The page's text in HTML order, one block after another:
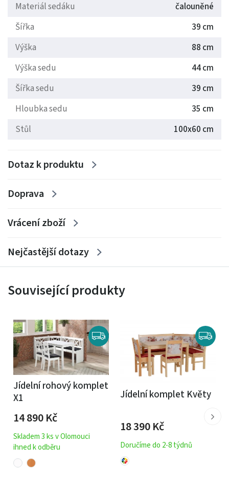
Materiál sedáku
čalouněné
Šířka
39 cm
Výška
88 cm
Výška sedu
44 cm
Šířka sedu
39 cm
Hloubka sedu
35 cm
Stůl
100x60 cm
Dotaz k produktu
Doprava
Vrácení zboží
Nejčastější dotazy
Související produkty
Jídelní rohový komplet
X1
14 890Kč
Skladem 3 ks v Olomouci
ihned k odběru
Jídelní komplet Květy
18 390Kč
Doručíme do 2-8 týdnů